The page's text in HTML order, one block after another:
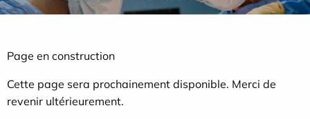
Page en construction
Cette page sera prochainement disponible. Merci de
revenir ultérieurement.